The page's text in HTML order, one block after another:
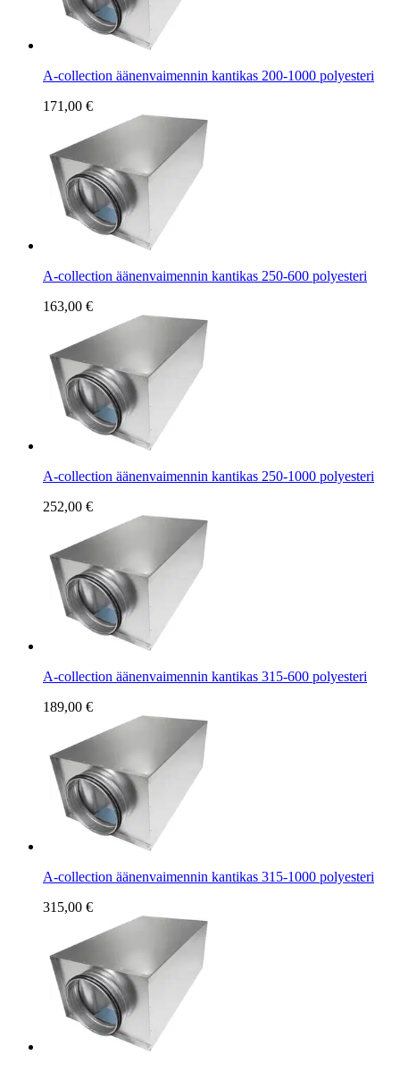
A-collection äänenvaimennin kantikas 200-1000 polyesteri
171,00 €
A-collection äänenvaimennin kantikas 250-600 polyesteri
163,00 €
A-collection äänenvaimennin kantikas 250-1000 polyesteri
252,00 €
A-collection äänenvaimennin kantikas 315-600 polyesteri
189,00 €
A-collection äänenvaimennin kantikas 315-1000 polyesteri
315,00 €